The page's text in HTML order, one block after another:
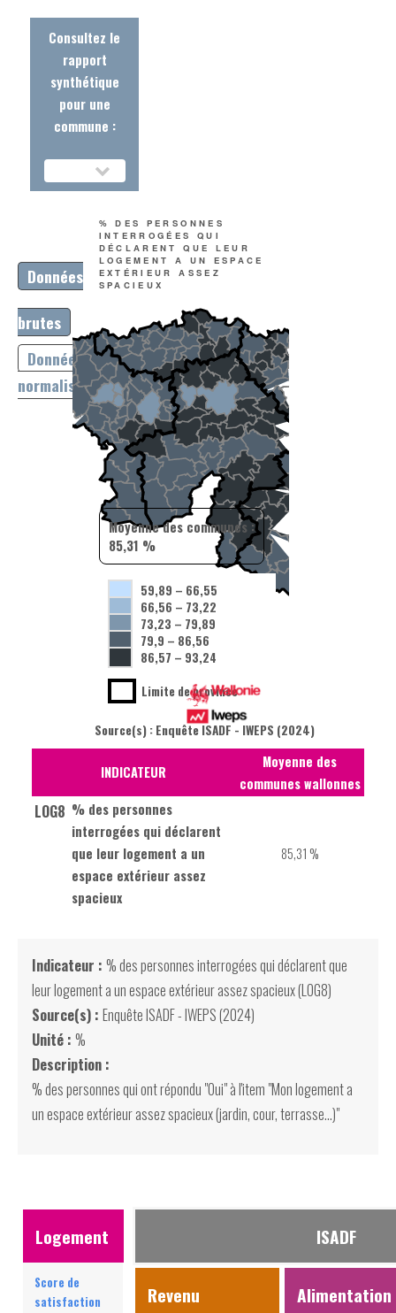
Consultez le
rapport
synthétique
pour une
commune :
Données
brutes
Données
normalisées
% DES PERSONNES
INTERROGÉES QUI
DÉCLARENT QUE LEUR
LOGEMENT A UN ESPACE
EXTÉRIEUR ASSEZ
SPACIEUX
Moyenne des communes :
85,31 %
59,89 – 66,55
66,56 – 73,22
73,23 – 79,89
79,9 – 86,56
86,57 – 93,24
Limite de province
Source(s) : Enquête ISADF - IWEPS (2024)
INDICATEUR
Moyenne des
communes wallonnes
LOG8 % des personnes
interrogées qui déclarent
que leur logement a un
espace extérieur assez
spacieux
85,31 %
Indicateur : % des personnes interrogées qui déclarent que
leur logement a un espace extérieur assez spacieux (LOG8)
Source(s) : Enquête ISADF - IWEPS (2024)
Unité : %
Description :
% des personnes qui ont répondu "Oui" à l'item "Mon logement a
un espace extérieur assez spacieux (jardin, cour, terrasse...)"
Logement
Score de
satisfaction
ISADF
Revenu Alimentation